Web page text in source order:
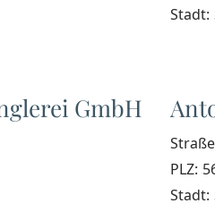
Stadt:
GmbH
PLZ:
Stadt: